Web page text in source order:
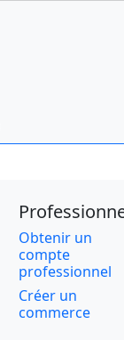
Obtenir un
compte
professionnel
Créer un
commerce